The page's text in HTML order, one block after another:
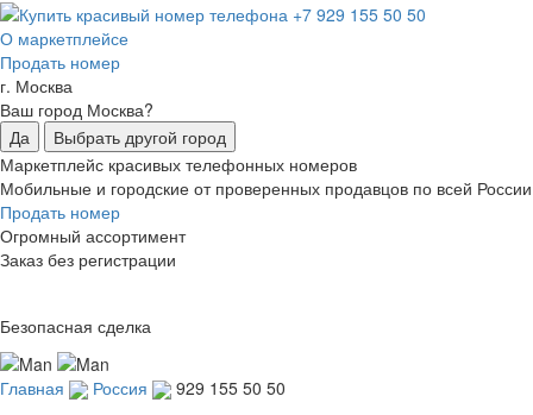
О маркетплейсе
Продать номер
г. Москва
Ваш город Москва?
Да
Выбрать другой город
Маркетплейс красивых телефонных номеров
Мобильные и городские от проверенных продавцов по всей России
Продать номер
Огромный ассортимент
Заказ без регистрации
Безопасная сделка
Главная Россия 929 155 50 50